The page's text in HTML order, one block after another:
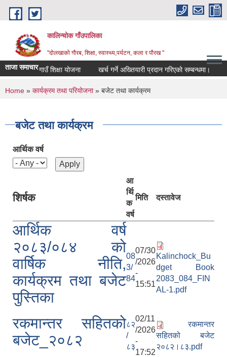
Skip to main content
कालिन्चोक गाँउपालिका
"दोलखाको गौरब, शिक्षा, स्वास्थ्य,पर्यटन, कला र पौरख "
ताजा समाचारगाउँ शिक्षा योजना खर्च गर्ने अख्तियारी प्रदान गरिएको सम्बन्धमा।
You are here
Home » कार्यक्रम तथा परियोजना» बजेट तथा कार्यक्रम
बजेट तथा कार्यक्रम
आर्थिक वर्ष
शिर्षक
आ
र्थि
क
वर्ष
मिति दस्तावेज
आर्थिक वर्ष
२०८३/०८४ को
वार्षिक नीति,
कार्यक्रम तथा बजेट
पुस्तिका
08
3/
84
07/30
/2026
-
15:51
Kalinchock_Bu
dget Book
2083_084_FIN
AL-1.pdf
रकमान्तर सहितको
बजेट_२०८२
८२
/
८३
02/11
/2026
-
17:52
रकमान्तर
सहितको बजेट
२०८२।८३.pdf